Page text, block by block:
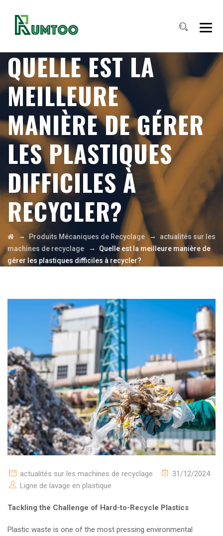
QUELLE EST LA
MEILLEURE
MANIÈRE DE GÉRER
LES PLASTIQUES
DIFFICILES À
RECYCLER?
→ Produits Mécaniques de Recyclage →
actualités sur les
machines de recyclage →
Quelle est la meilleure manière de
gérer les plastiques difficiles à recycler?
actualités sur les machines de recyclage
31/12/2024
Ligne de lavage en plastique
Tackling the Challenge of Hard-to-Recycle Plastics
Plastic waste is one of the most pressing environmental